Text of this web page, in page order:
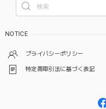
NOTICE
プライバシーポリシー
特定商取引法に基づく表記